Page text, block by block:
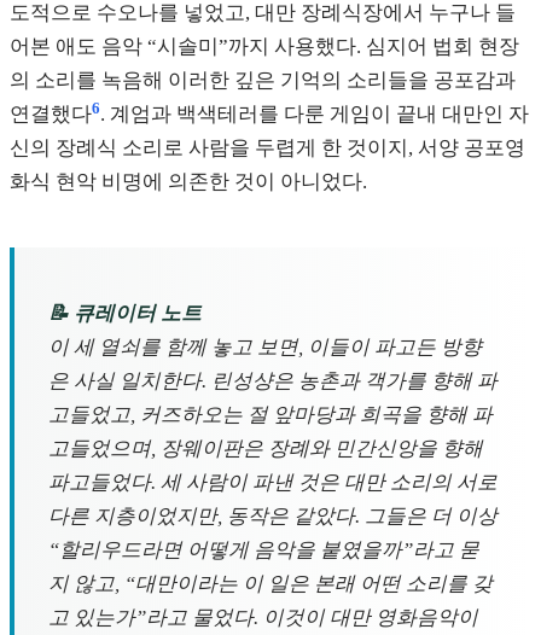
도적으로 수오나를 넣었고, 대만 장례식장에서 누구나 들
어본 애도 음악 “시솔미”까지 사용했다. 심지어 법회 현장
의 소리를 녹음해 이러한 깊은 기억의 소리들을 공포감과
연결했다6. 계엄과 백색테러를 다룬 게임이 끝내 대만인 자
신의 장례식 소리로 사람을 두렵게 한 것이지, 서양 공포영
화식 현악 비명에 의존한 것이 아니었다.
📝 큐레이터 노트
이 세 열쇠를 함께 놓고 보면, 이들이 파고든 방향
은 사실 일치한다. 린성샹은 농촌과 객가를 향해 파
고들었고, 커즈하오는 절 앞마당과 희곡을 향해 파
고들었으며, 장웨이판은 장례와 민간신앙을 향해
파고들었다. 세 사람이 파낸 것은 대만 소리의 서로
다른 지층이었지만, 동작은 같았다. 그들은 더 이상
“할리우드라면 어떻게 음악을 붙였을까”라고 묻
지 않고, “대만이라는 이 일은 본래 어떤 소리를 갖
고 있는가”라고 물었다. 이것이 대만 영화음악이